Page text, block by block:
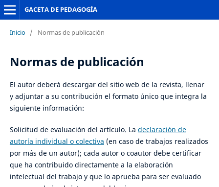
GACETA DE PEDAGOGÍA
Inicio / Normas de publicación
Normas de publicación
El autor deberá descargar del sitio web de la revista, llenar
y adjuntar a su contribución el formato único que integra la
siguiente información:
Solicitud de evaluación del artículo. La declaración de
autoría individual o colectiva (en caso de trabajos realizados
por más de un autor); cada autor o coautor debe certificar
que ha contribuido directamente a la elaboración
intelectual del trabajo y que lo aprueba para ser evaluado